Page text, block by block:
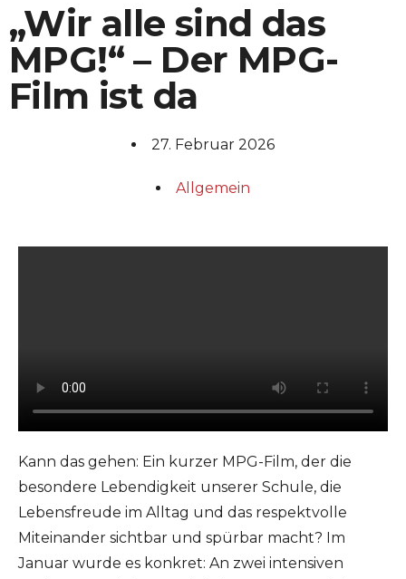
„Wir alle sind das
MPG!“ – Der MPG-
Film ist da
27. Februar 2026
Allgemein
Kann das gehen: Ein kurzer MPG-Film, der die
besondere Lebendigkeit unserer Schule, die
Lebensfreude im Alltag und das respektvolle
Miteinander sichtbar und spürbar macht? Im
Januar wurde es konkret: An zwei intensiven